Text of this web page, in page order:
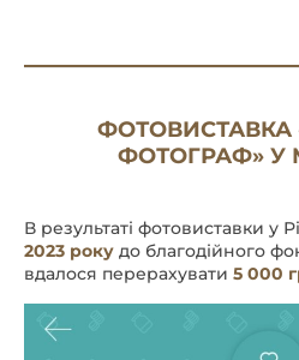
ФОТОВИСТАВКА
ФОТОГРАФ» У
В результаті фотовиставки у
2023 року до благодійного
вдалося перерахувати 5 000